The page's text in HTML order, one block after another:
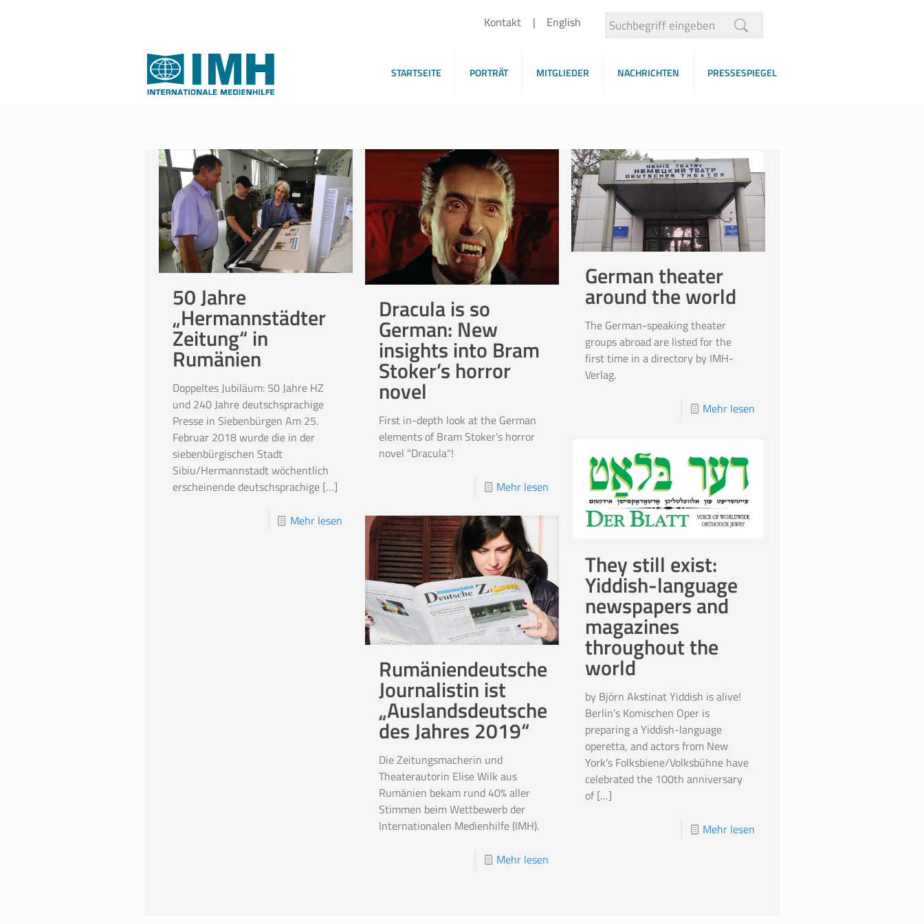
Kontakt English
STARTSEITE PORTRÄT MITGLIEDER NACHRICHTEN PRESSESPIEGEL
50 Jahre
„Hermannstädter
Zeitung“ in
Rumänien
Doppeltes Jubiläum: 50 Jahre HZ
und 240 Jahre deutschsprachige
Presse in Siebenbürgen Am 25.
Februar 2018 wurde die in der
siebenbürgischen Stadt
Sibiu/Hermannstadt wöchentlich
erscheinende deutschsprachige[…]
Mehr lesen
Dracula is so
German: New
insights into Bram
Stoker’s horror
novel
First in-depth look at the German
elements of Bram Stoker's horror
novel "Dracula"!
Mehr lesen
German theater
around the world
The German-speaking theater
groups abroad are listed for the
first time in a directory by IMH-
Verlag.
Mehr lesen
They still exist:
Yiddish-language
newspapers and
magazines
throughout the
world
by Björn Akstinat Yiddish is alive!
Berlin’s Komischen Oper is
preparing a Yiddish-language
operetta, and actors from New
York’s Folksbiene/Volksbühne have
celebrated the 100th anniversary
of […]
Mehr lesen
Rumäniendeutsche
Journalistin ist
„Auslandsdeutsche
des Jahres 2019“
Die Zeitungsmacherin und
Theaterautorin Elise Wilk aus
Rumänien bekam rund 40% aller
Stimmen beim Wettbewerb der
Internationalen Medienhilfe (IMH).
Mehr lesen